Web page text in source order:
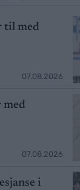
til med
07.08.2026
med
07.08.2026
i